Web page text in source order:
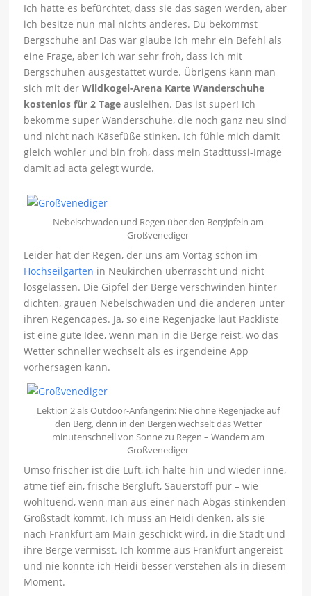
Ich hatte es befürchtet, dass sie das sagen werden, aber
ich besitze nun mal nichts anderes. Du bekommst
Bergschuhe an! Das war glaube ich mehr ein Befehl als
eine Frage, aber ich war sehr froh, dass ich mit
Bergschuhen ausgestattet wurde. Übrigens kann man
sich mit derWildkogel-Arena Karte Wanderschuhe
kostenlos für 2 Tage ausleihen. Das ist super! Ich
bekomme super Wanderschuhe, die noch ganz neu sind
und nicht nach Käsefüße stinken. Ich fühle mich damit
gleich wohler und bin froh, dass mein Stadttussi-Image
damit ad acta gelegt wurde.
Nebelschwaden und Regen über den Bergipfeln am
Großvenediger
Leider hat der Regen, der uns am Vortag schon im
Hochseilgarten in Neukirchen überrascht und nicht
losgelassen. Die Gipfel der Berge verschwinden hinter
dichten, grauen Nebelschwaden und die anderen unter
ihren Regencapes. Ja, so eine Regenjacke laut Packliste
ist eine gute Idee, wenn man in die Berge reist, wo das
Wetter schneller wechselt als es irgendeine App
vorhersagen kann.
Lektion 2 als Outdoor-Anfängerin: Nie ohne Regenjacke auf
den Berg, denn in den Bergen wechselt das Wetter
minutenschnell von Sonne zu Regen – Wandern am
Großvenediger
Umso frischer ist die Luft, ich halte hin und wieder inne,
atme tief ein, frische Bergluft, Sauerstoff pur – wie
wohltuend, wenn man aus einer nach Abgas stinkenden
Großstadt kommt. Ich muss an Heidi denken, als sie
nach Frankfurt am Main geschickt wird, in die Stadt und
ihre Berge vermisst. Ich komme aus Frankfurt angereist
und nie konnte ich Heidi besser verstehen als in diesem
Moment.